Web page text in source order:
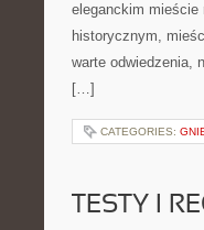
eleganckim mieście
historycznym,
warte odwiedzenia,
[…]
CATEGORIES:
TESTY I